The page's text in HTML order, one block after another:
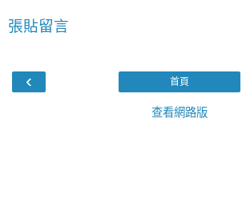
張貼留言
‹ 首頁
查看網路版